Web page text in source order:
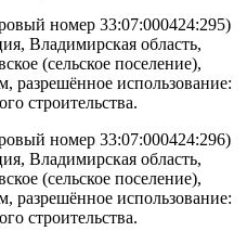
номер 33:07:000424:295)
Владимирская область,
(сельское поселение),
разрешённое использование:
строительства.
номер 33:07:000424:296)
Владимирская область,
(сельское поселение),
разрешённое использование:
строительства.